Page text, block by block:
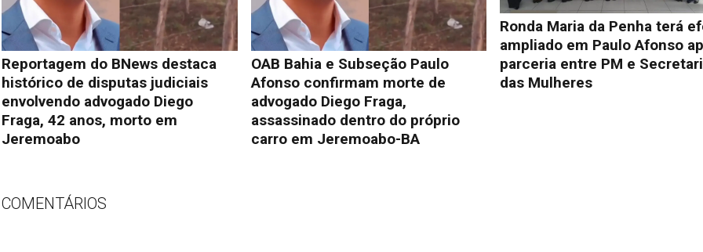
Reportagem do BNews destaca
histórico de disputas judiciais
envolvendo advogado Diego
Fraga, 42 anos, morto em
Jeremoabo
OAB Bahia e Subseção Paulo
Afonso confirmam morte de
advogado Diego Fraga,
assassinado dentro do próprio
carro em Jeremoabo-BA
Ronda Maria da Penha terá
ampliado em Paulo Afonso
parceria entre PM e
das Mulheres
COMENTÁRIOS